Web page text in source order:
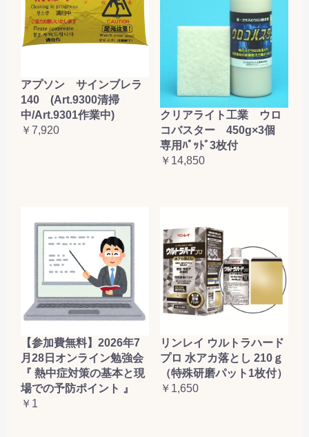
お買い物を続ける カートへ進む
アプソン サインブレラ
140 (Art.9300清掃
中/Art.9301作業中)
￥7,920
クリアライト工業 ウロ
コバスター 450g×3個
専用ﾊﾟｯﾄﾞ3枚付
￥14,850
【参加費無料】2026年7
月28日オンライン勉強会
『 熱中症対策の基本と現
場での予防ポイント 』
￥1
リンレイ ウルトラハード
プロ 水アカ落とし 210ｇ
（特殊研磨パット1枚付）
￥1,650